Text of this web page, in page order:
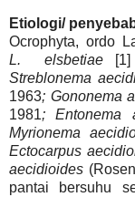
Etiologi/
Ocrophyta, ordo
L. elsbetiae
Streblonema
1963; Gononema
1981; Entonema
Myrionema
Ectocarpus
aecidioides
pantai bersuhu